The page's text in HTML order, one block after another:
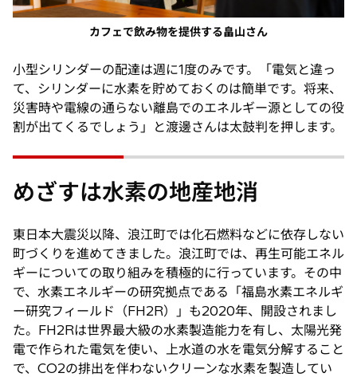
カフェで飲み物を提供する畠山さん
小型シリンダーの配達は週に1度のみです。「電気と違っ
て、シリンダーに水素を貯めておくのは簡単です。将来、
災害時や電線の通らない離島でのエネルギー源としての役
割が出てくるでしょう」と渡邊さんは太鼓判を押します。
めざすは水素の地産地消
東日本大震災以降、浪江町では化石燃料などに依存しない
町づくりを進めてきました。浪江町では、再生可能エネル
ギーについての取り組みを積極的に行っています。その中
で、水素エネルギーの研究拠点である「福島水素エネルギ
ー研究フィールド（FH2R）」も2020年、開設されまし
た。FH2Rは世界最大級の水素製造能力を有し、太陽光発
電で作られた電気を使い、上水道の水を電気分解すること
で、CO2の排出を伴わないクリーンな水素を製造してい